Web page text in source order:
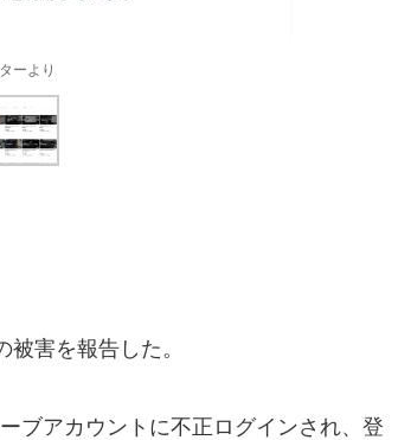
ーより
害を報告した。
ブアカウントに不正ログインされ、登